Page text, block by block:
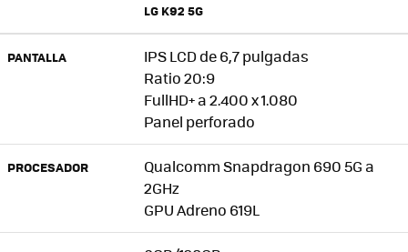
LG K92 5G
PANTALLA
IPS LCD de 6,7 pulgadas
Ratio 20:9
FullHD+ a 2.400 x 1.080
Panel perforado
PROCESADOR
Qualcomm Snapdragon 690 5G a
2GHz
GPU Adreno 619L